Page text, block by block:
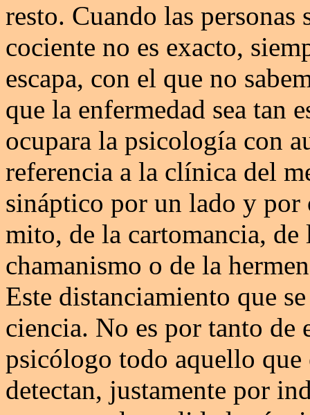
resto. Cuando las personas
cociente no es exacto,
escapa, con el que no
que la enfermedad sea tan
ocupara la psicología con
referencia a la clínica del
sináptico por un lado y por
mito, de la cartomancia,
chamanismo o de la
Este distanciamiento que
ciencia. No es por tanto de
psicólogo todo aquello
detectan, justamente por